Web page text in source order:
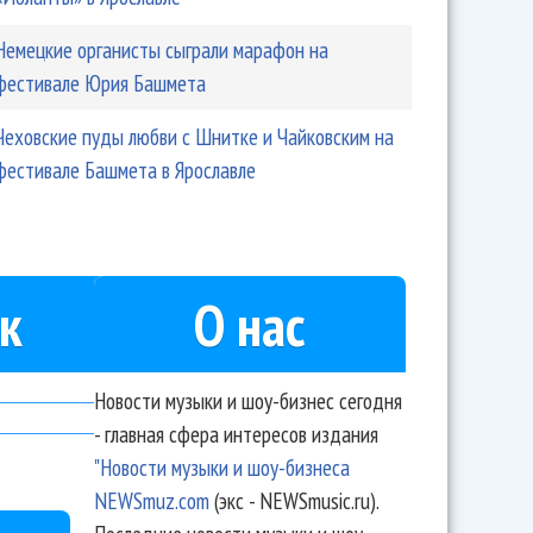
органисты сыграли марафон на
Юрия Башмета
пуды любви с Шнитке и Чайковским на
Башмета в Ярославле
О нас
Новости музыки и шоу-бизнес сегодня
- главная сфера интересов издания
"Новости музыки и шоу-бизнеса
NEWSmuz.com(экс - NEWSmusic.ru).